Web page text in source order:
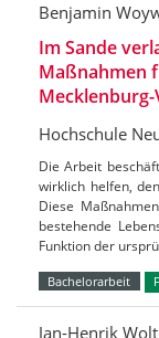
Benjamin
Im Sande
Maßnahmen
Hochschule
Die Arbeit
wirklich helfen,
Diese
bestehende
Funktion der
Bachelorarbeit
Jan-Henrik